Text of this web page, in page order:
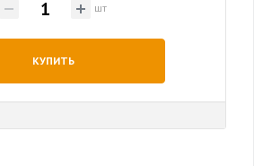
шт
КУПИТЬ